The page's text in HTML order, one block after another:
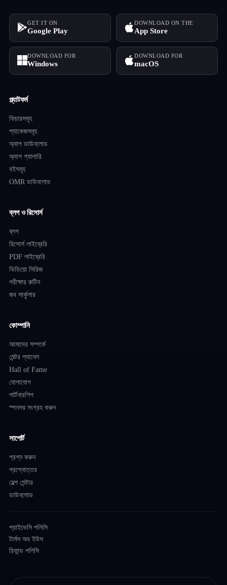
GET IT ON
Google Play
DOWNLOAD ON THE
App Store
DOWNLOAD FOR
Windows
DOWNLOAD FOR
macOS
প্ল্যাটফর্ম
ফিচারসমূহ
প্যাকেজসমূহ
অ্যাপ ডাউনলোড
অ্যাপ গ্যালারি
বইসমূহ
OMR ডাউনলোড
ব্লগ ও রিসোর্স
ব্লগ
রিসোর্স লাইব্রেরি
PDF লাইব্রেরি
ভিডিয়ো সিরিজ
পরীক্ষার রুটিন
জব সার্কুলার
কোম্পানি
আমাদের সম্পর্কে
মেন্টর প্যানেল
Hall of Fame
যোগাযোগ
পার্টনারশিপ
স্পনসর সংগ্রহ করুন
সাপোর্ট
প্রশ্ন করুন
প্রশ্নোত্তর
হেল্প সেন্টার
ডাউনলোড
প্রাইভেসি পলিসি
টার্মস অব ইউস
রিফান্ড পলিসি